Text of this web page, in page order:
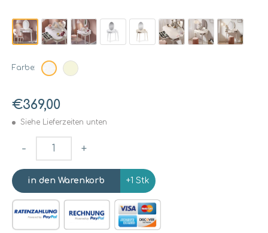
Farbe:
€369,00
Siehe Lieferzeiten unten
- +
+1 Stk